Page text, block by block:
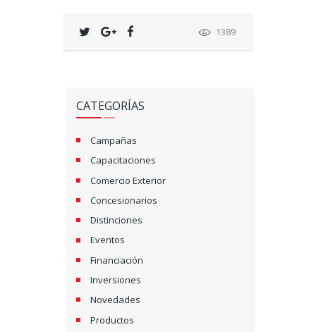
1389
CATEGORÍAS
Campañas
Capacitaciones
Comercio Exterior
Concesionarios
Distinciones
Eventos
Financiación
Inversiones
Novedades
Productos